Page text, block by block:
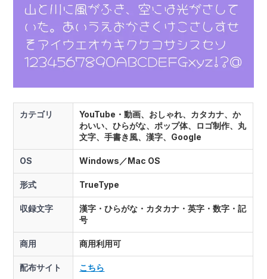
カテゴリ
YouTube・動画、おしゃれ、カタカナ、か
わいい、ひらがな、ポップ体、ロゴ制作、丸
文字、手書き風、漢字、Google
OS Windows／Mac OS
形式 TrueType
収録文字
漢字・ひらがな・カタカナ・英字・数字・記
号
商用 商用利用可
配布サイト こちら